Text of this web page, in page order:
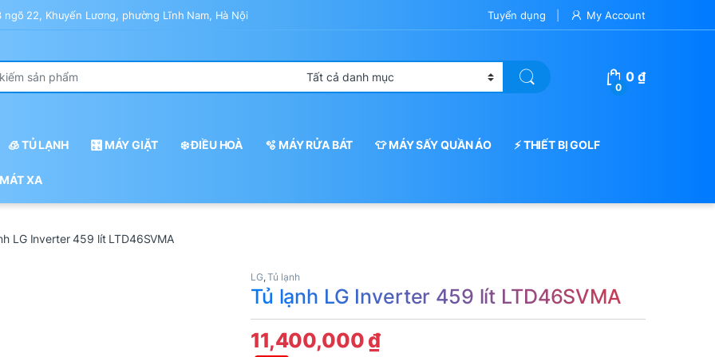
ngõ 22, Khuyến Lương, phường Lĩnh Nam, Hà Nội Tuyển dụng My Account
0
0₫
🧊 TỦ LẠNH 🎛️ MÁY GIẶT ❄️ ĐIỀU HOÀ 🫧 MÁY RỬA BÁT 👕 MÁY SẤY QUẦN ÁO ⚡ THIẾT BỊ GOLF
XA
LG Inverter 459 lít LTD46SVMA
LG,Tủ lạnh
Tủ lạnh LG Inverter 459 lít LTD46SVMA
11,400,000 ₫